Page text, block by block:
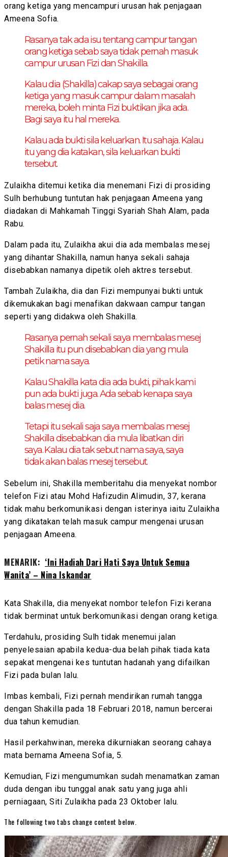
orang ketiga yang mencampuri urusan hak penjagaan
Ameena Sofia.
Rasanya tak ada isu tentang campur tangan
orang ketiga sebab saya tidak pernah masuk
campur urusan Fizi dan Shakilla.
Kalau dia (Shakilla) cakap saya sebagai orang
ketiga yang masuk campur dalam masalah
mereka, boleh minta Fizi buktikan jika ada.
Bagi saya itu hal mereka.
Kalau ada bukti sila keluarkan. Itu sahaja. Kalau
itu yang dia katakan, sila keluarkan bukti
tersebut.
Zulaikha ditemui ketika dia menemani Fizi di prosiding
Sulh berhubung tuntutan hak penjagaan Ameena yang
diadakan di Mahkamah Tinggi Syariah Shah Alam, pada
Rabu.
Dalam pada itu, Zulaikha akui dia ada membalas mesej
yang dihantar Shakilla, namun hanya sekali sahaja
disebabkan namanya dipetik oleh aktres tersebut.
Tambah Zulaikha, dia dan Fizi mempunyai bukti untuk
dikemukakan bagi menafikan dakwaan campur tangan
seperti yang didakwa oleh Shakilla.
Rasanya pernah sekali saya membalas mesej
Shakilla itu pun disebabkan dia yang mula
petik nama saya.
Kalau Shakilla kata dia ada bukti, pihak kami
pun ada bukti juga. Ada sebab kenapa saya
balas mesej dia.
Tetapi itu sekali saja saya membalas mesej
Shakilla disebabkan dia mula libatkan diri
saya. Kalau dia tak sebut nama saya, saya
tidak akan balas mesej tersebut.
Sebelum ini, Shakilla memberitahu dia menyekat nombor
telefon Fizi atau Mohd Hafizudin Alimudin, 37, kerana
tidak mahu berkomunikasi dengan isterinya iaitu Zulaikha
yang dikatakan telah masuk campur mengenai urusan
penjagaan Ameena.
MENARIK: ‘Ini Hadiah Dari Hati Saya Untuk Semua
Wanita’ – Nina Iskandar
Kata Shakilla, dia menyekat nombor telefon Fizi kerana
tidak berminat untuk berkomunikasi dengan orang ketiga.
Terdahulu, prosiding Sulh tidak menemui jalan
penyelesaian apabila kedua-dua belah pihak tiada kata
sepakat mengenai kes tuntutan hadanah yang difailkan
Fizi pada bulan lalu.
Imbas kembali, Fizi pernah mendirikan rumah tangga
dengan Shakilla pada 18 Februari 2018, namun bercerai
dua tahun kemudian.
Hasil perkahwinan, mereka dikurniakan seorang cahaya
mata bernama Ameena Sofia, 5.
Kemudian, Fizi mengumumkan sudah menamatkan zaman
duda dengan ibu tunggal anak satu yang juga ahli
perniagaan, Siti Zulaikha pada 23 Oktober lalu.
The following two tabs change content below.